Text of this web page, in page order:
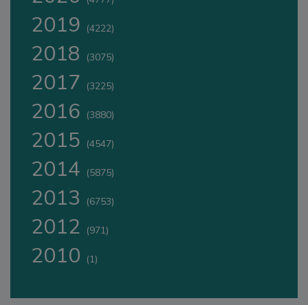
2019 (4222)
2018 (3075)
2017 (3225)
2016 (3880)
2015 (4547)
2014 (5875)
2013 (6753)
2012 (971)
2010 (1)